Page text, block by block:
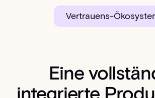
Vertrauens-
Eine
integrierte